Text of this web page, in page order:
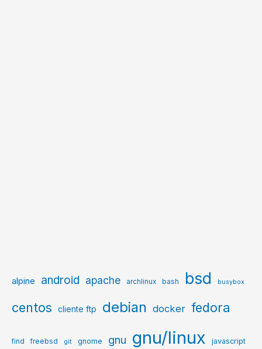
alpine android apache archlinux bash bsd busybox
centos cliente ftp debian docker fedora
find freebsd git gnome gnu gnu/linux javascript